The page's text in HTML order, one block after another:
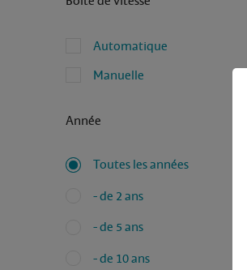
Automatique
Manuelle
Année
Toutes les années
- de 2 ans
- de 5 ans
- de 10 ans